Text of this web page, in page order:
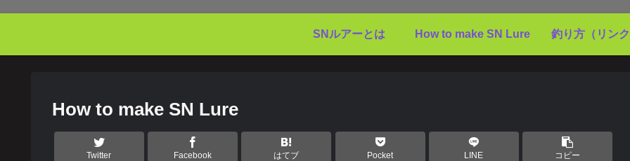
SNルアーとは How to make SN Lure 釣り方（リン
How to make SN Lure
Twitter Facebook はてブ Pocket LINE コピー